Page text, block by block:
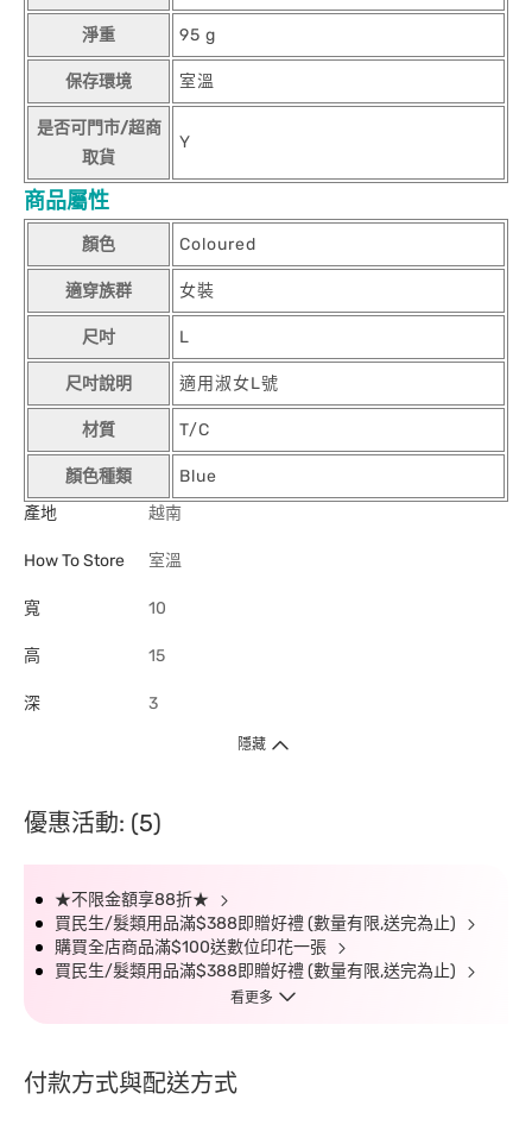
淨重 95 g
保存環境 室溫
是否可門市/超商
取貨
Y
商品屬性
顏色 Coloured
適穿族群 女裝
尺吋 L
尺吋說明 適用淑女L號
材質 T/C
顏色種類
Blue
產地
越南
How To Store 室溫
寬 10
高 15
深 3
隱藏
優惠活動: (5)
★不限金額享88折★
買民生/髮類用品滿$388即贈好禮 (數量有限,送完為止)
購買全店商品滿$100送數位印花一張
買民生/髮類用品滿$388即贈好禮 (數量有限,送完為止)
看更多
付款方式與配送方式